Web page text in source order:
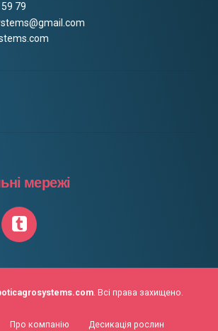
79
мережі
. Всі права захищено.
Про компанію Десикація рослин